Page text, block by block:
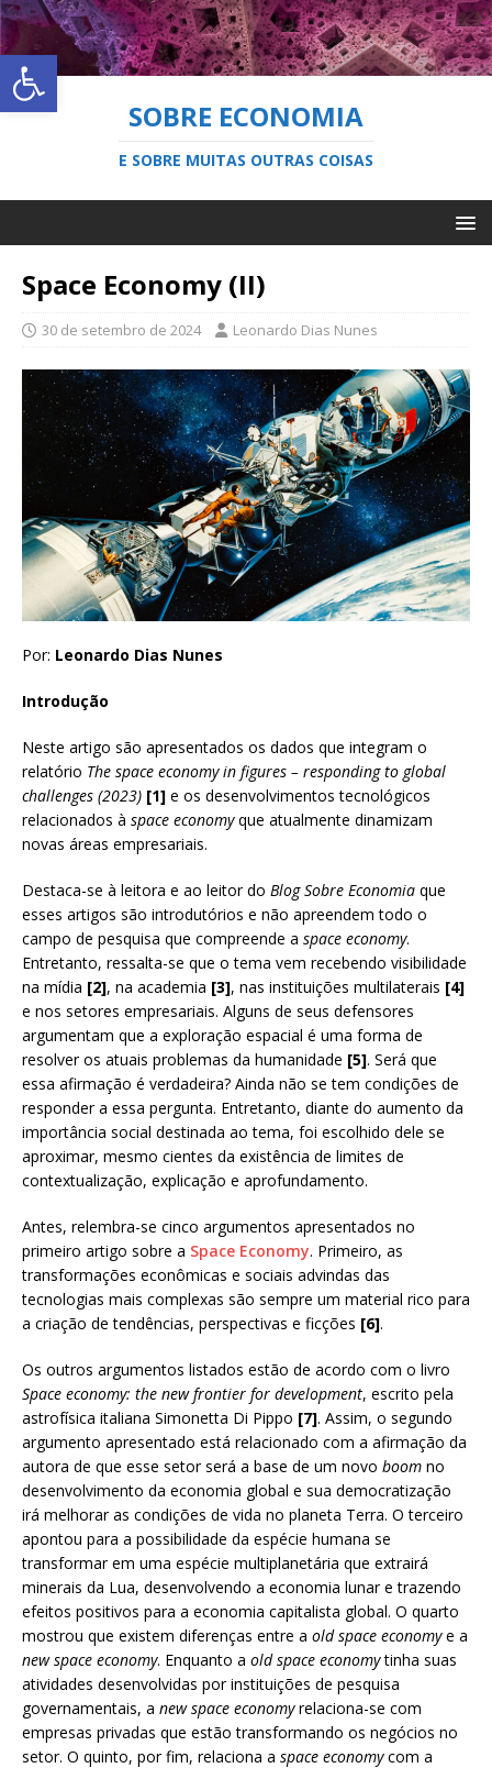
Abrir a barra de ferramentas
SOBRE ECONOMIA
E SOBRE MUITAS OUTRAS COISAS
Space Economy (II)
30 de setembro de 2024 Leonardo Dias Nunes
Por: Leonardo Dias Nunes
Introdução
Neste artigo são apresentados os dados que integram o
relatório The space economy in figures – responding to global
challenges (2023) [1] e os desenvolvimentos tecnológicos
relacionados à space economyque atualmente dinamizam
novas áreas empresariais.
Destaca-se à leitora e ao leitor do Blog Sobre Economia que
esses artigos são introdutórios e não apreendem todo o
campo de pesquisa que compreende a space economy.
Entretanto, ressalta-se que o tema vem recebendo visibilidade
na mídia [2], na academia [3], nas instituições multilaterais [4]
e nos setores empresariais. Alguns de seus defensores
argumentam que a exploração espacial é uma forma de
resolver os atuais problemas da humanidade [5]. Será que
essa afirmação é verdadeira? Ainda não se tem condições de
responder a essa pergunta. Entretanto, diante do aumento da
importância social destinada ao tema, foi escolhido dele se
aproximar, mesmo cientes da existência de limites de
contextualização, explicação e aprofundamento.
Antes, relembra-se cinco argumentos apresentados no
primeiro artigo sobre a Space Economy. Primeiro, as
transformações econômicas e sociais advindas das
tecnologias mais complexas são sempre um material rico para
a criação de tendências, perspectivas e ficções [6].
Os outros argumentos listados estão de acordo com o livro
Space economy: the new frontier for development, escrito pela
astrofísica italiana Simonetta Di Pippo [7]. Assim, o segundo
argumento apresentado está relacionado com a afirmação da
autora de que esse setor será a base de um novo boom no
desenvolvimento da economia global e sua democratização
irá melhorar as condições de vida no planeta Terra. O terceiro
apontou para a possibilidade da espécie humana se
transformar em uma espécie multiplanetária que extrairá
minerais da Lua, desenvolvendo a economia lunar e trazendo
efeitos positivos para a economia capitalista global. O quarto
mostrou que existem diferenças entre a old space economye a
new space economy. Enquanto a old space economytinha suas
atividades desenvolvidas por instituições de pesquisa
governamentais, a new space economyrelaciona-se com
empresas privadas que estão transformando os negócios no
setor. O quinto, por fim, relaciona a space economycom a